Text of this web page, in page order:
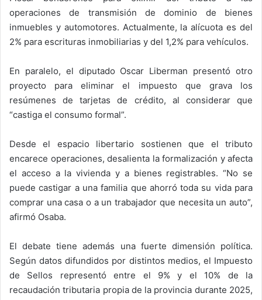
operaciones de transmisión de dominio de bienes
inmuebles y automotores. Actualmente, la alícuota es del
2% para escrituras inmobiliarias y del 1,2% para vehículos.
En paralelo, el diputado Oscar Liberman presentó otro
proyecto para eliminar el impuesto que grava los
resúmenes de tarjetas de crédito, al considerar que
“castiga el consumo formal”.
Desde el espacio libertario sostienen que el tributo
encarece operaciones, desalienta la formalización y afecta
el acceso a la vivienda y a bienes registrables. “No se
puede castigar a una familia que ahorró toda su vida para
comprar una casa o a un trabajador que necesita un auto”,
afirmó Osaba.
El debate tiene además una fuerte dimensión política.
Según datos difundidos por distintos medios, el Impuesto
de Sellos representó entre el 9% y el 10% de la
recaudación tributaria propia de la provincia durante 2025,